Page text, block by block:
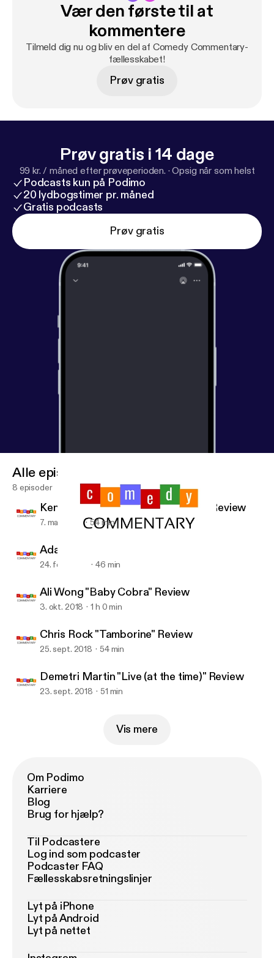
Vær den første til at
kommentere
Tilmeld dig nu og bliv en del af Comedy Commentary-
fællesskabet!
Prøv gratis
Prøv gratis i 14 dage
99 kr. / måned efter prøveperioden. ·Opsig når som helst
Podcasts kun på Podimo
20 lydbogstimer pr. måned
Gratis podcasts
Prøv gratis
Comedy Commentary
Alle episoder
8 episoder
Ken Jeong "You Complete Me, Ho" Review
7. mar. 2019 54 min
Adam Sandler "100% Fresh" Review
24. feb. 2019 46 min
Ali Wong "Baby Cobra" Review
3. okt. 2018 1 h 0 min
Chris Rock "Tamborine" Review
25. sept. 2018 54 min
Demetri Martin "Live (at the time)" Review
23. sept. 2018 51 min
Vis mere
Om Podimo
Karriere
Blog
Brug for hjælp?
Til Podcastere
Log ind som podcaster
Podcaster FAQ
Fællesskabsretningslinjer
Lyt på iPhone
Lyt på Android
Lyt på nettet